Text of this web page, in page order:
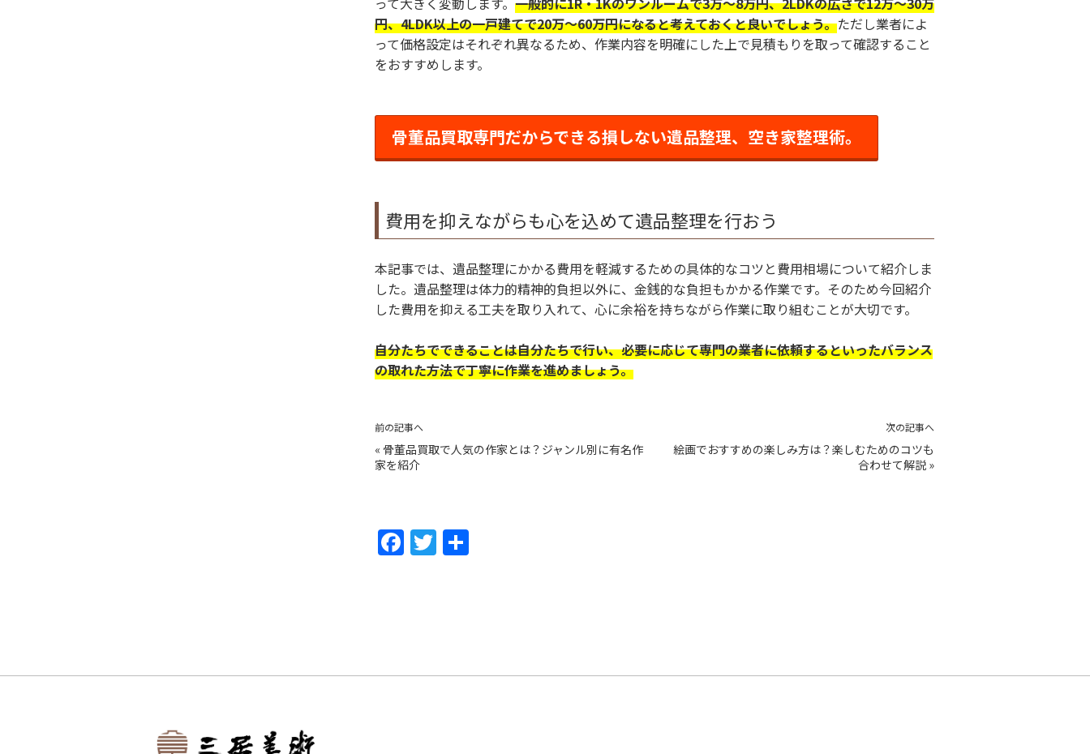
円、4LDK以上の一戸建てで20万～60万円になると考えておくと良いでしょう。ただし業者によ
って価格設定はそれぞれ異なるため、作業内容を明確にした上で見積もりを取って確認すること
をおすすめします。
骨董品買取専門だからできる損しない遺品整理、空き家整理術。
費用を抑えながらも心を込めて遺品整理を行おう
本記事では、遺品整理にかかる費用を軽減するための具体的なコツと費用相場について紹介しま
した。遺品整理は体力的精神的負担以外に、金銭的な負担もかかる作業です。そのため今回紹介
した費用を抑える工夫を取り入れて、心に余裕を持ちながら作業に取り組むことが大切です。
自分たちでできることは自分たちで行い、必要に応じて専門の業者に依頼するといったバランス
の取れた方法で丁寧に作業を進めましょう。
前の記事へ
« 骨董品買取で人気の作家とは？ジャンル別に有名作
家を紹介
次の記事へ
絵画でおすすめの楽しみ方は？楽しむためのコツも
合わせて解説 »
F
o
T